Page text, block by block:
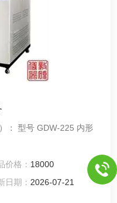
型号 GDW-225 内形
价格： 18000
日期： 2026-07-21